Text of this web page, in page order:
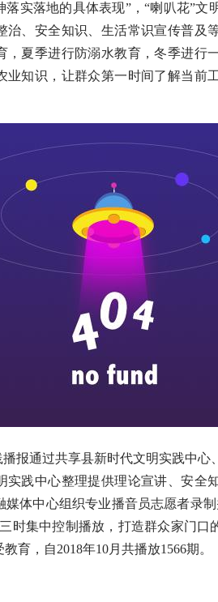
落实落地的具体表现”，“喇叭花”文
治、安全知识、生活常识宣传普及
，夏季进行防溺水教育，冬季进行
业知识，让群众第一时间了解当前
通过共享县新时代文明实践中心
实践中心整理提供理论宣讲、安全
媒体中心组织专业播音员志愿者录
时集中控制播放，打造群众家门口
育，自2018年10月共播放1566期。